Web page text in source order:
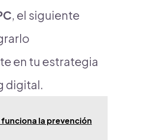
, el siguiente
en tu estrategia
digital.
la prevención